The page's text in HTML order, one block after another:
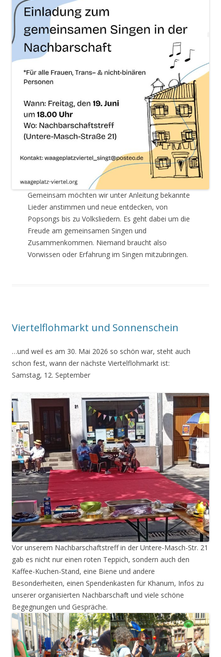
Gemeinsam möchten wir unter Anleitung bekannte
Lieder anstimmen und neue entdecken, von
Popsongs bis zu Volksliedern. Es geht dabei um die
Freude am gemeinsamen Singen und
Zusammenkommen. Niemand braucht also
Vorwissen oder Erfahrung im Singen mitzubringen.
Viertelflohmarkt und Sonnenschein
…und weil es am 30. Mai 2026 so schön war, steht auch
schon fest, wann der nächste Viertelflohmarkt ist:
Samstag, 12. September
Vor unserem Nachbarschaftstreff in der Untere-Masch-Str. 21
gab es nicht nur einen roten Teppich, sondern auch den
Kaffee-Kuchen-Stand, eine Biene und andere
Besonderheiten, einen Spendenkasten für Khanum, Infos zu
unserer organisierten Nachbarschaft und viele schöne
Begegnungen und Gespräche.